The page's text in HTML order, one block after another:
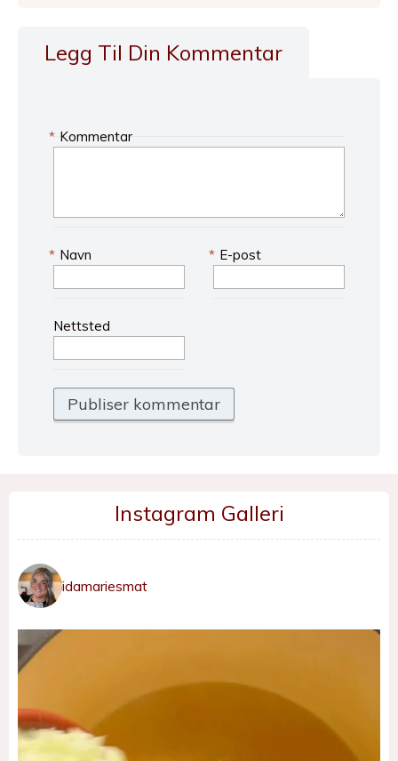
Legg Til Din Kommentar
Kommentar
*
Navn
* E-post
*
Nettsted
Instagram Galleri
idamariesmat